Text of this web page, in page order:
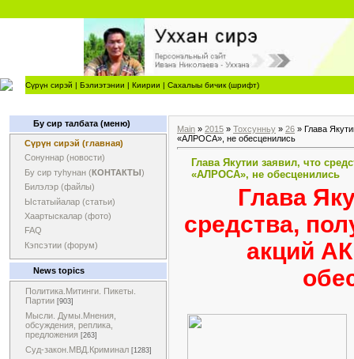
Сүрүн сирэй | Бэлиэтэнии | Киирии | Сахалыы бичик (шрифт)
Бу сир талбата (меню)
Сүрүн сирэй (главная)
Сонуннар (новости)
Бу сир туһунан (КОНТАКТЫ)
Билэлэр (файлы)
Ыстатыйалар (статьи)
Хаартыскалар (фото)
FAQ
Кэпсэтии (форум)
News topics
Политика.Митинги. Пикеты.
Партии [903]
Мысли. Думы.Мнения,
обсуждения, реплика,
предложения [263]
Суд-закон.МВД.Криминал [1283]
Main » 2015 » Тохсунньу » 26 » Глава
«АЛРОСА», не обесценились
Глава Якутии заявил, что
«АЛРОСА», не обесценились
Глава
средства,
акций